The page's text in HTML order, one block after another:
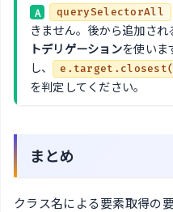
A querySelectorAll
きません。後から追加さ
トデリゲーションを使い
し、
を判定してください。
まとめ
クラス名による要素取得の